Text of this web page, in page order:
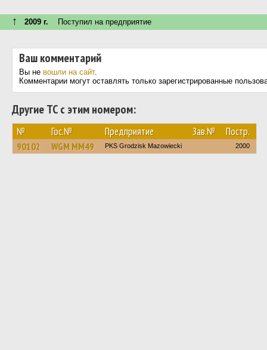
↑ 2009 г. Поступил на предприятие
Ваш комментарий
Вы не вошли на сайт.
Комментарии могут оставлять только зарегистрированные
Другие ТС с этим номером:
№ Гос.№ Предприятие Зав.№ Постр.
90102 WGM MM49 PKS Grodzisk Mazowiecki 2000